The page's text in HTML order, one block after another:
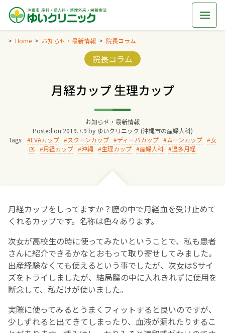
Skip
content
Home お知らせ・最新情報 院長コラム
Categories:
院長コラム
月経カップ 生理カップ
お知らせ・最新情報
Posted on 2019.7.9 by ゆいクリニック (沖縄市の産婦人科)
Tags:
EVAカップ スクーンカップ ディーバカップ ムーンカップ
女
医
月経カップ 沖縄 生理カップ 産婦人科 過多月経
月経カップをしってますか？膣の中で月経血を受け止めて
くれるカップです。名称は色々あります。
次女が高校生の時に使ってみたいということで、私も患者
さんに紹介できるかなとおもって取り寄せしてみました。
出産経験なくても使えるという事でしたが、次女はSサイ
ズをトライしましたが、結局膣の中に入れきれずに使用を
断念して、私だけが使いました。
実際に使ってみるとうまくフィットすると良いのですが、
少しずれると出てきてしまったり、血液が漏れたりするこ
院長からのごあいさつ
妊婦健診
お産について
親と子の結びつき支援